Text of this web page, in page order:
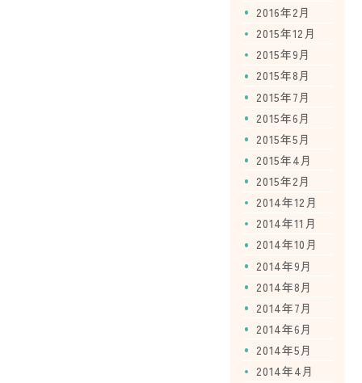
2016年2月
2015年12月
2015年9月
2015年8月
2015年7月
2015年6月
2015年5月
2015年4月
2015年2月
2014年12月
2014年11月
2014年10月
2014年9月
2014年8月
2014年7月
2014年6月
2014年5月
2014年4月